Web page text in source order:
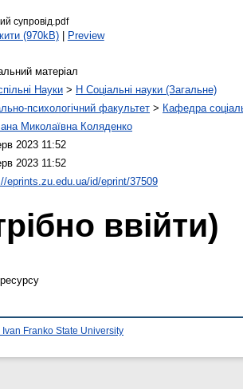
супровід.pdf
(970kB)| Preview
матеріал
Науки > H Соціальні науки (Загальне)
психологічний факультет > Кафедра
Миколаївна Коляденко
2023 11:52
2023 11:52
eprints.zu.edu.ua/id/eprint/37509
ввійти)
Ivan Franko State University